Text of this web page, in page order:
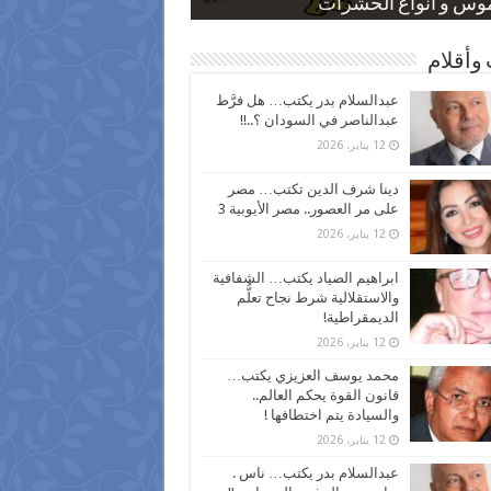
و أنواع الحشرات
بعد ارتفاع الأسعار
نسبة الطلاق في مصر
كاركاتيرية
كاركاتيرية
وأقلام
عبدالسلام بدر يكتب… هل فرَّط
عبدالناصر في السودان ؟..!!
12 يناير، 2026
دينا شرف الدين تكتب… مصر
على مر العصور.. مصر الأيوبية 3
12 يناير، 2026
ابراهيم الصياد يكتب… الشفافية
والاستقلالية شرط نجاح تعلُّم
الديمقراطية!
12 يناير، 2026
محمد يوسف العزيزي يكتب…
قانون القوة يحكم العالم..
والسيادة يتم اختطافها !
12 يناير، 2026
عبدالسلام بدر يكتب… ناس .